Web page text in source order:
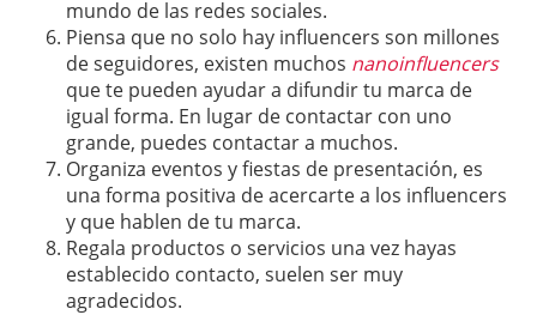
mundo de las redes sociales.
Piensa que no solo hay influencers son millones
de seguidores, existen muchos nanoinfluencers
que te pueden ayudar a difundir tu marca de
igual forma. En lugar de contactar con uno
grande, puedes contactar a muchos.
Organiza eventos y fiestas de presentación, es
una forma positiva de acercarte a los influencers
y que hablen de tu marca.
Regala productos o servicios una vez hayas
establecido contacto, suelen ser muy
agradecidos.